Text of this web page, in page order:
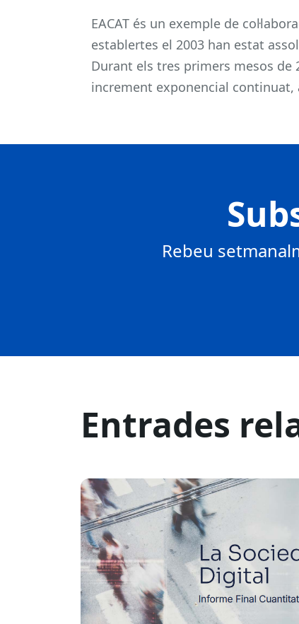
EACAT és un exemple de
establertes el 2003 han estat
Durant els tres primers mesos de
increment exponencial continuat,
Rebeu
Entrades